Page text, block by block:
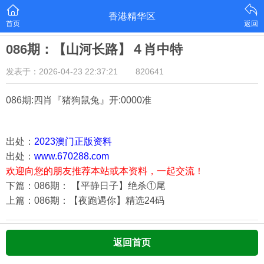
首页
香港精华区
返回
086期：【山河长路】４肖中特
发表于：2026-04-23 22:37:21 820641
086期:四肖『猪狗鼠兔 』开:0000准
出处： 2023澳门正版资料
出处： www.670288.com
欢迎向您的朋友推荐本站或本资料，一起交流！
下篇：086期： 【平静日子】绝杀①尾
上篇：086期：【夜跑遇你】精选24码
返回首页